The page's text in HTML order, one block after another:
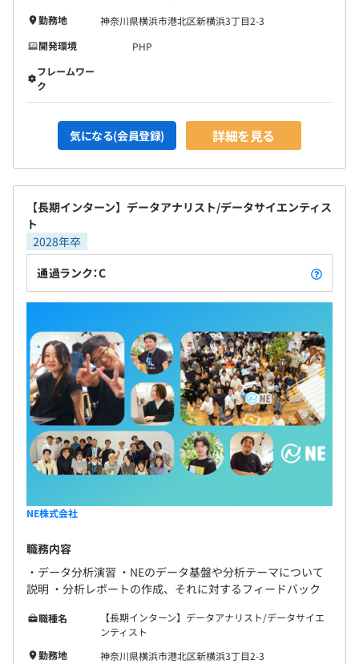
勤務地
神奈川県横浜市港北区新横浜3丁目2-3
開発環境
PHP
フレームワー
ク
気になる(会員登録) 詳細を見る
【長期インターン】データアナリスト/データサイエンティス
ト
2028年卒
通過ランク：C
NE株式会社
職務内容
・データ分析演習 ・NEのデータ基盤や分析テーマについて
説明 ・分析レポートの作成、それに対するフィードバック
職種名
【長期インターン】データアナリスト/データサイエ
ンティスト
勤務地
神奈川県横浜市港北区新横浜3丁目2-3